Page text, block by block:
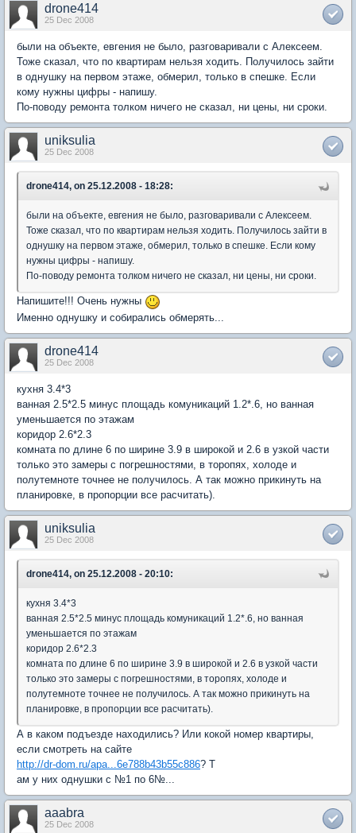
drone414
25 Dec 2008
были на объекте, евгения не было, разговаривали с Алексеем.
Тоже сказал, что по квартирам нельзя ходить. Получилось зайти
в однушку на первом этаже, обмерил, только в спешке. Если
кому нужны цифры - напишу.
По-поводу ремонта толком ничего не сказал, ни цены, ни сроки.
uniksulia
25 Dec 2008
drone414, on 25.12.2008 - 18:28:
были на объекте, евгения не было, разговаривали с Алексеем.
Тоже сказал, что по квартирам нельзя ходить. Получилось зайти в
однушку на первом этаже, обмерил, только в спешке. Если кому
нужны цифры - напишу.
По-поводу ремонта толком ничего не сказал, ни цены, ни сроки.
Напишите!!! Очень нужны
Именно однушку и собирались обмерять...
drone414
25 Dec 2008
кухня 3.4*3
ванная 2.5*2.5 минус площадь комуникаций 1.2*.6, но ванная
уменьшается по этажам
коридор 2.6*2.3
комната по длине 6 по ширине 3.9 в широкой и 2.6 в узкой части
только это замеры с погрешностями, в торопях, холоде и
полутемноте точнее не получилось. А так можно прикинуть на
планировке, в пропорции все расчитать).
uniksulia
25 Dec 2008
drone414, on 25.12.2008 - 20:10:
кухня 3.4*3
ванная 2.5*2.5 минус площадь комуникаций 1.2*.6, но ванная
уменьшается по этажам
коридор 2.6*2.3
комната по длине 6 по ширине 3.9 в широкой и 2.6 в узкой части
только это замеры с погрешностями, в торопях, холоде и
полутемноте точнее не получилось. А так можно прикинуть на
планировке, в пропорции все расчитать).
А в каком подъезде находились? Или кокой номер квартиры,
если смотреть на сайте
http://dr-dom.ru/apa...6e788b43b55c886? Т
ам у них однушки с №1 по 6№...
aaabra
25 Dec 2008